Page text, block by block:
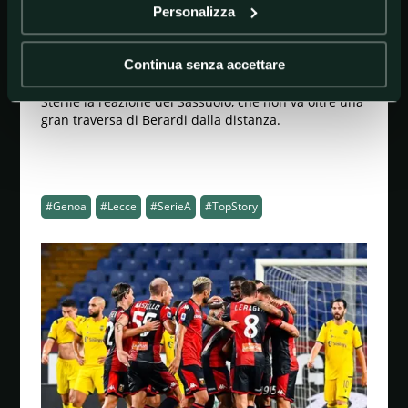
Personalizza
Continua senza accettare
spaventano Musso, ma le occasioni migliori sono per
gli ospiti, con Lasagna su errato disimpegno di
Consigli e con Stryger Larsen, che colpisce la traversa
con un tiro-cross. Lasagna si fa perdonare servendo
a Okaka il pallone del vantaggio al 10’ della ripresa.
Sterile la reazione del Sassuolo, che non va oltre una
gran traversa di Berardi dalla distanza.
#Genoa #Lecce #SerieA #TopStory